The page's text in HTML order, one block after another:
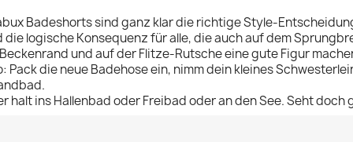
Badeshorts sind ganz klar die richtige Style-
die logische Konsequenz für alle, die auch auf dem
und auf der Flitze-Rutsche eine gute Figur
Pack die neue Badehose ein, nimm dein kleines
halt ins Hallenbad oder Freibad oder an den See. Seht doch